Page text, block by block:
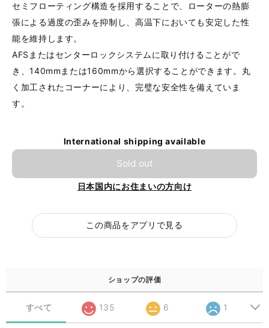
セミフローティング構造を採用することで、ローターの熱膨
張による過度の歪みを抑制し、高温下においても安定した性
能を維持します。
AFSまたはセンターロックシステムに取り付けることがで
き、140mmまたは160mmから選択することができます。丸
く加工されたコーナーにより、完璧な安全性を備えていま
す。
International shipping available
Sold out
日本国内にお住まいの方向け
この商品をアプリで見る
ショップの評価
すべて 135 6 1